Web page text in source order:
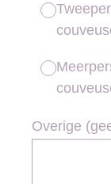
Overige